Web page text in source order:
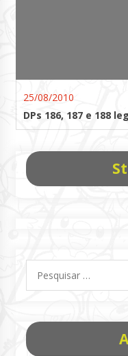
25/08/2010
DPs 186, 187 e 188
por: